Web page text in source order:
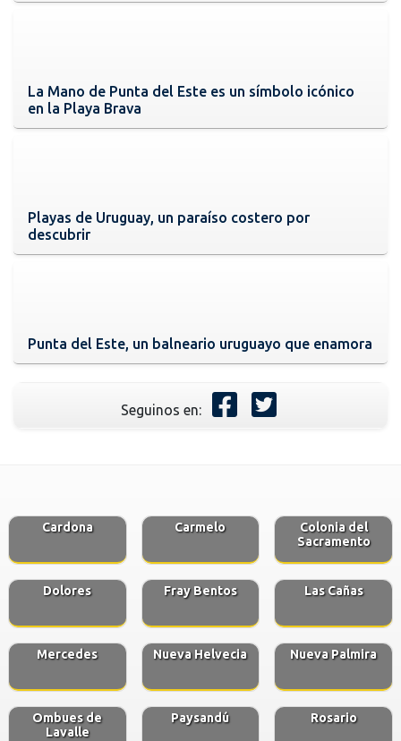
La Mano de Punta del Este es un símbolo icónico
en la Playa Brava
Playas de Uruguay, un paraíso costero por
descubrir
Punta del Este, un balneario uruguayo que enamora
Seguinos en:
Cardona Carmelo
Colonia del
Sacramento
Dolores Fray Bentos Las Cañas
Mercedes Nueva Helvecia Nueva Palmira
Ombues de
Lavalle
Paysandú Rosario